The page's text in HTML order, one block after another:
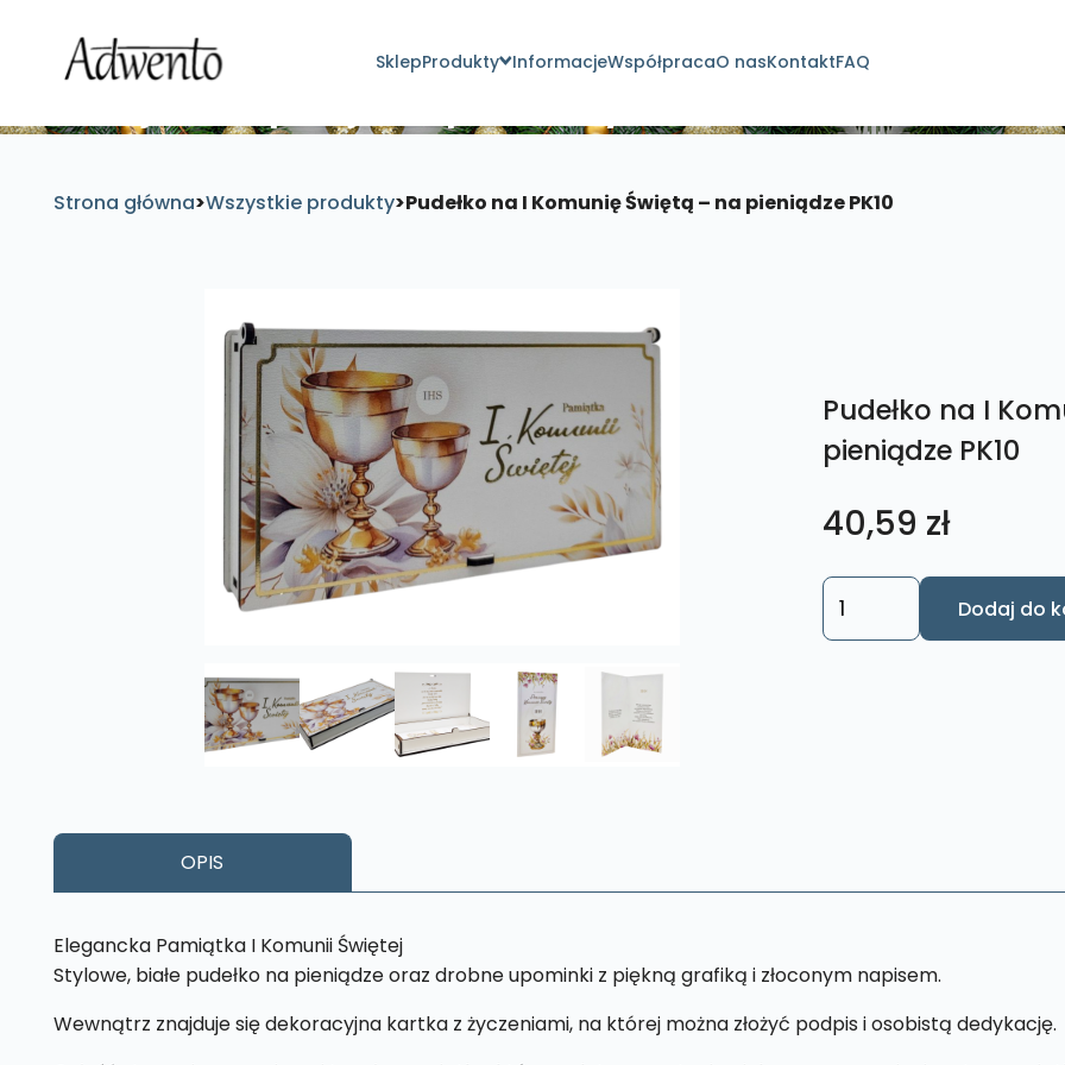
SklepProdukty InformacjeWspółpracaO nasKontaktFAQ
Strona główna>Wszystkie produkty>Pudełko na I Komunię Świętą – na pieniądze PK10
Pudełko na I
pieniądze PK10
40,59 zł
ilość
Pudełko
Dodaj do
OPIS
Elegancka Pamiątka I Komunii Świętej
Stylowe, białe pudełko na pieniądze oraz drobne upominki z piękną grafiką i złoconym napisem.
Wewnątrz znajduje się dekoracyjna kartka z życzeniami, na której można złożyć podpis i osobistą dedykację.